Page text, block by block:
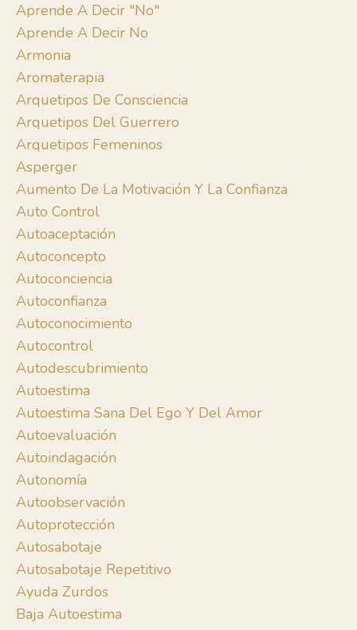
Aprende A Decir "no"
Aprende A Decir No
Armonia
Aromaterapia
Arquetipos De Consciencia
Arquetipos Del Guerrero
Arquetipos Femeninos
Asperger
Aumento De La Motivación Y La Confianza
Auto Control
Autoaceptación
Autoconcepto
Autoconciencia
Autoconfianza
Autoconocimiento
Autocontrol
Autodescubrimiento
Autoestima
Autoestima Sana Del Ego Y Del Amor
Autoevaluación
Autoindagación
Autonomía
Autoobservación
Autoprotección
Autosabotaje
Autosabotaje Repetitivo
Ayuda Zurdos
Baja Autoestima